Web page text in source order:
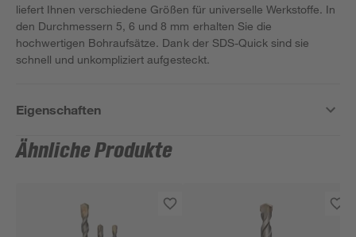
liefert Ihnen verschiedene Größen für universelle Werkstoffe. In
den Durchmessern 5, 6 und 8 mm erhalten Sie die
hochwertigen Bohraufsätze. Dank der SDS-Quick sind sie
schnell und unkompliziert aufgesteckt.
Eigenschaften
Ähnliche Produkte